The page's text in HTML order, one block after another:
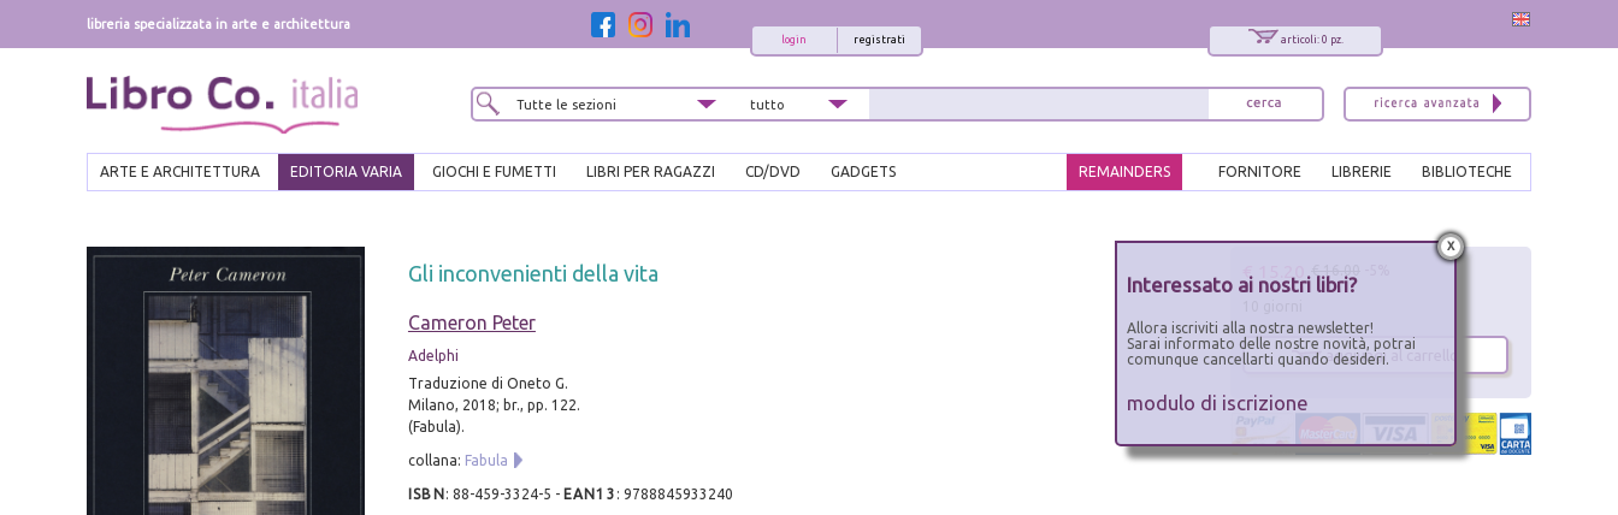
libreria specializzata in arte e architettura
articoli: 0 pz.
registrati
login
ARTE E ARCHITETTURA EDITORIA VARIA GIOCHI E FUMETTI LIBRI PER RAGAZZI CD/DVD GADGETS BIBLIOTECHE
LIBRERIE
FORNITORE
REMAINDERS
Gli inconvenienti della vita
Cameron Peter
Adelphi
Traduzione di Oneto G.
Milano, 2018; br., pp. 122.
(Fabula).
collana: Fabula
ISBN : 88-459-3324-5 - EAN13 : 9788845933240
€ 15.20
aggiungi al carrello
x
Interessato ai nostri libri?
Allora iscriviti alla nostra newsletter!
Sarai informato delle nostre novità, potrai
comunque cancellarti quando desideri.
modulo di iscrizione